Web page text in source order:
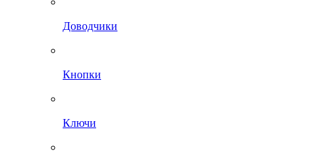
Доводчики
Кнопки
Ключи